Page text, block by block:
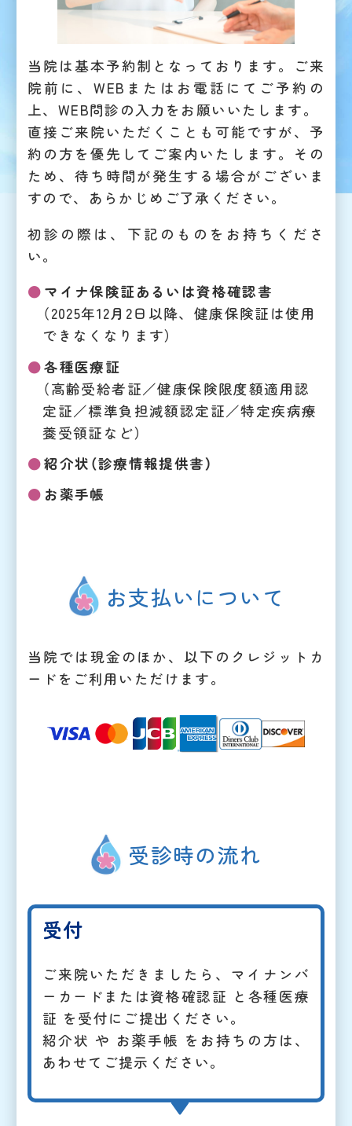
当院は基本予約制となっております。ご来
院前に、WEBまたはお電話にてご予約の
上、WEB問診の入力をお願いいたします。
直接ご来院いただくことも可能ですが、予
約の方を優先してご案内いたします。その
ため、待ち時間が発生する場合がございま
すので、あらかじめご了承ください。
初診の際は、下記のものをお持ちくださ
い。
マイナ保険証あるいは資格確認書
（2025年12月2日以降、健康保険証は使用
できなくなります）
各種医療証
（高齢受給者証／健康保険限度額適用認
定証／標準負担減額認定証／特定疾病療
養受領証など）
紹介状（診療情報提供書）
お薬手帳
お支払いについて
当院では現金のほか、以下のクレジットカ
ードをご利用いただけます。
受診時の流れ
受付
ご来院いただきましたら、マイナンバ
ーカードまたは資格確認証 と各種医療
証 を受付にご提出ください。
紹介状 や お薬手帳 をお持ちの方は、
あわせてご提示ください。